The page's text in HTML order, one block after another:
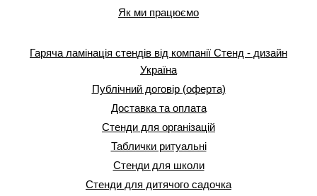
Як ми працюємо
Гаряча ламінація стендів від компанії Стенд - дизайн
Україна
Публічний договір (оферта)
Доставка та оплата
Стенди для організацій
Таблички ритуальні
Стенди для школи
Стенди для дитячого садочка